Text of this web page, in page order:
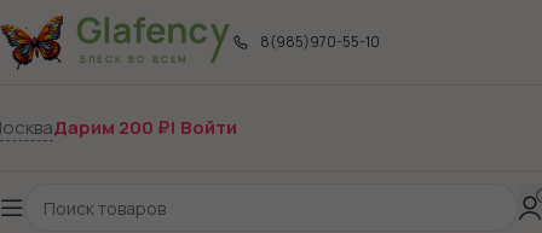
8(985)970-55-10
Дарим 200 ₽! Войти